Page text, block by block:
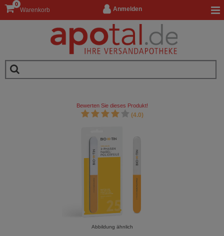
Anmelden
Warenkorb
0
Bewerten Sie dieses Produkt!
(4.0)
Abbildung ähnlich